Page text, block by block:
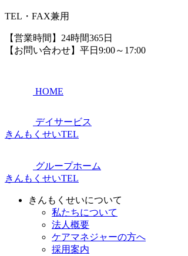
TEL・FAX兼用
【営業時間】24時間365日
【お問い合わせ】平日9:00～17:00
HOME
デイサービス
きんもくせいTEL
グループホーム
きんもくせいTEL
きんもくせいについて
私たちについて
法人概要
ケアマネジャーの方へ
採用案内